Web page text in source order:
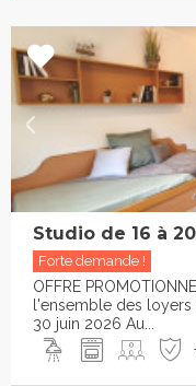
Studio de 16 à
Forte demande !
OFFRE
l'ensemble des loyers
30 juin 2026 Au...